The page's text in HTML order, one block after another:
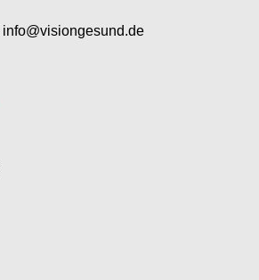
info@visiongesund.de